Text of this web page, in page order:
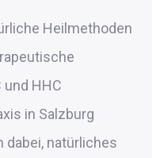
Heilmethoden
und HHC
in Salzburg
natürliches